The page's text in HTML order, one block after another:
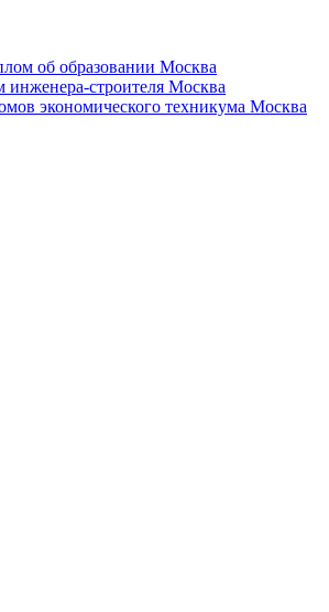
об образовании Москва
инженера-строителя Москва
экономического техникума Москва